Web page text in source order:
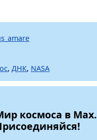
, ДНК, NASA
космоса в Max.